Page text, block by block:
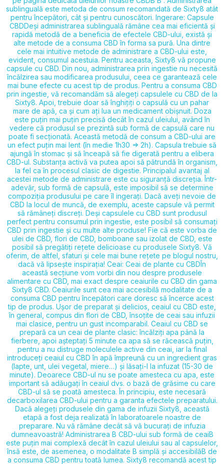
sublinguală este metoda de consum recomandată de Sixty8 atât
pentru începători, cât și pentru cunoscători. Ingerare: Capsule
CBD​ Deși administrarea sublinguală rămâne cea mai eficientă și
rapidă metodă de a beneficia de efectele CBD-ului, există și
alte metode de a consuma CBD în forma sa pură. Una dintre
cele mai intuitive metode de administrare a CBD-ului este,
evident, consumul acestuia. Pentru aceasta, Sixty8 vă propune
capsule cu CBD. Din nou, administrarea prin ingestie nu necesită
încălzirea sau modificarea produsului, ceea ce garantează cele
mai bune efecte cu acest tip de produs. Pentru a consuma CBD
prin ingestie, vă recomandăm să alegeți capsulele cu CBD de la
Sixty8. Apoi, trebuie doar să înghițiți o capsulă cu un pahar
mare de apă, ca și cum ați lua un medicament obișnuit. Doza
este puțin mai puțin precisă decât în cazul uleiului, având în
vedere că produsul se prezintă sub formă de capsulă care nu
poate fi secționată. Această metodă de consum a CBD-ului are
un efect puțin mai lent (în medie 1h30 => 2h). Capsula trebuie să
ajungă în stomac și să înceapă să fie digerată pentru a elibera
CBD-ul. Substanța activă va putea apoi să pătrundă în organism,
la fel ca în procesul clasic de digestie. Principalul avantaj al
acestei metode de administrare este cu siguranță discreția. Într-
adevăr, sub formă de capsulă, este imposibil să se determine
compoziția produsului pe care îl ingerați. Dacă aveți nevoie de
CBD la locul de muncă, de exemplu, aceste capsule vă permit
să rămâneți discreți. Deși capsulele cu CBD sunt produsul
perfect pentru consumul prin ingestie, este posibil să consumați
CBD prin ingestie și cu multe alte produse! Fie că este vorba de
ulei de CBD, flori de CBD, bomboane sau izolat de CBD, este
posibil să pregătiți rețete delicioase cu produsele Sixty8. Vă
oferim, de altfel, sfaturi și cele mai bune rețete pe blogul nostru,
dacă vă lipsește inspirația! Ceai: Ceai de plante cu CBD​ În
această secțiune vom vorbi din nou despre produsele
alimentare cu CBD, mai exact despre ceaiurile cu CBD din gama
Sixty8 CBD. Ceaiurile sunt cea mai accesibilă modalitate de a
consuma CBD pentru începători care doresc să încerce acest
tip de produs. Ușor de preparat și delicios, ceaiul cu CBD este,
în general, compus din flori de CBD, însoțite de ceai sau infuzii
mai clasice, pentru un gust incomparabil. Ceaiul cu CBD se
prepară ca un ceai de plante clasic: încălziți apa până la
fierbere, apoi așteptați 5 minute ca apa să se răcească puțin,
pentru a nu distruge moleculele active din ceai, iar la final
introduceți ceaiul cu CBD în apă împreună cu un ingredient gras
(lapte, unt, ulei vegetal, miere…) și lăsați-l la infuzat (15-30 de
minute). Deoarece CBD-ul nu se poate amesteca cu apa, este
important să adăugați în ceaiul dvs. o bază de grăsime cu care
CBD-ul să se poată amesteca. În principiu, este necesară
decarboxilarea CBD-ului pentru a garanta efectele preparatului.
Dacă alegeți produsele din gama de infuzii Sixty8, această
etapă a fost deja realizată în laboratoarele noastre de
preparare. Nu vă rămâne decât să vă bucurați de infuzia
dumneavoastră! Administrarea B CBD-ului sub formă de ceaiB
este puțin mai complexă decât în cazul uleiului sau al capsulelor,
însă este, de asemenea, o modalitate B simplă și accesibilăB de
a consuma CBD pentru toată lumea. Sixty8 recomandă acest tip